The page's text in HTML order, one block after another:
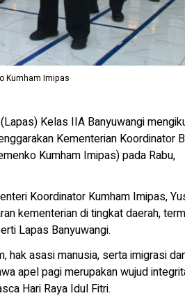
Kumham Imipas
Kelas IIA Banyuwangi
Kementerian Koordinator
Kumham Imipas) pada Rabu,
Koordinator Kumham Imipas,
kementerian di tingkat daerah,
Lapas Banyuwangi.
hak asasi manusia, serta imigrasi
apel pagi merupakan wujud
Hari Raya Idul Fitri.